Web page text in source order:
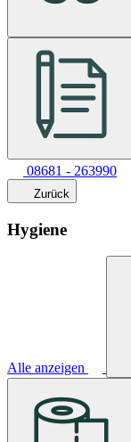
08681 - 263990
Zurück
Hygiene
Alle anzeigen